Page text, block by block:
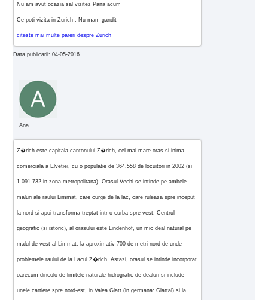
Nu am avut ocazia sal vizitez Pana acum
Ce poti vizita in Zurich : Nu mam gandit
citeste mai multe pareri despre Zurich
Data publicarii: 04-05-2016
Ana
Z�rich este capitala cantonului Z�rich, cel mai mare oras si inima
comerciala a Elvetiei, cu o populatie de 364.558 de locuitori in 2002 (si
1.091.732 in zona metropolitana). Orasul Vechi se intinde pe ambele
maluri ale raului Limmat, care curge de la lac, care ruleaza spre inceput
la nord si apoi transforma treptat intr-o curba spre vest. Centrul
geografic (si istoric), al orasului este Lindenhof, un mic deal natural pe
malul de vest al Limmat, la aproximativ 700 de metri nord de unde
problemele raului de la Lacul Z�rich. Astazi, orasul se intinde incorporat
oarecum dincolo de limitele naturale hidrografic de dealuri si include
unele cartiere spre nord-est, in Valea Glatt (in germana: Glattal) si la